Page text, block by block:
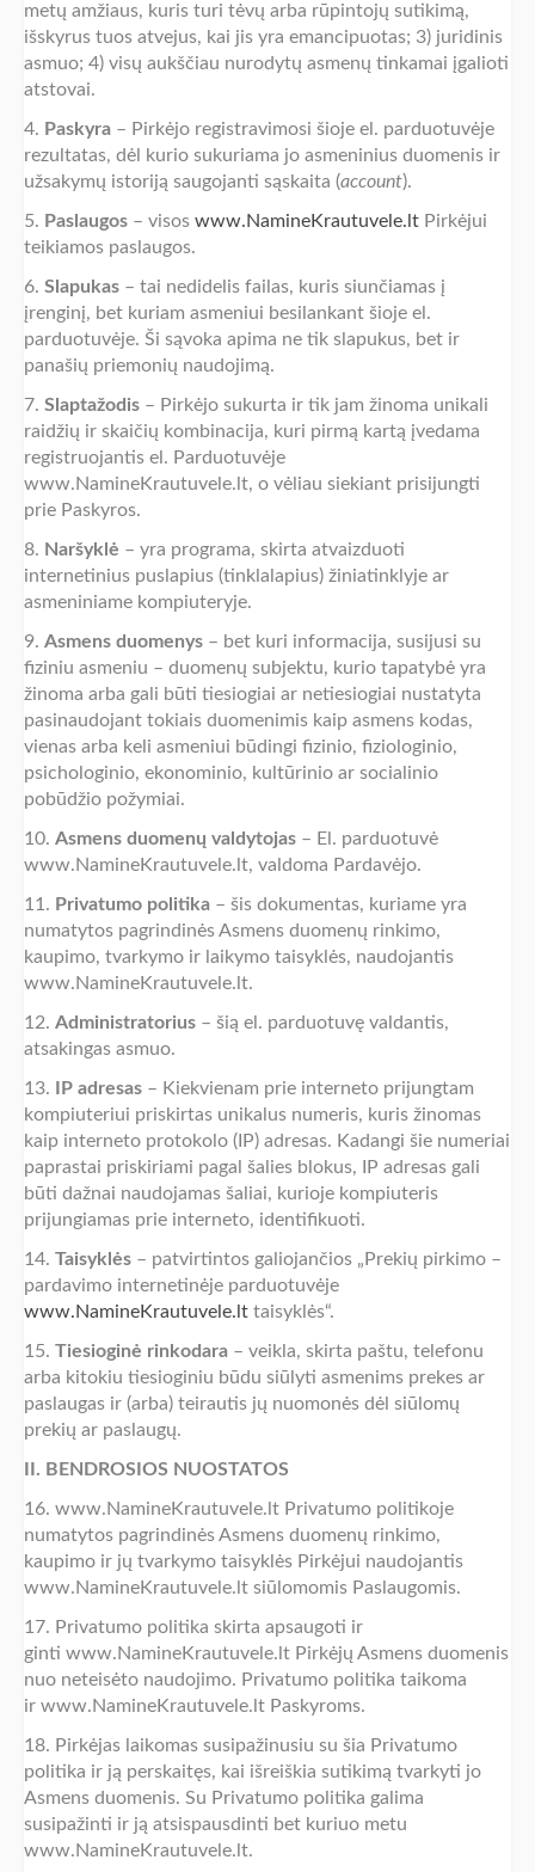
metų amžiaus, kuris turi tėvų arba rūpintojų sutikimą,
išskyrus tuos atvejus, kai jis yra emancipuotas; 3) juridinis
asmuo; 4) visų aukščiau nurodytų asmenų tinkamai įgalioti
atstovai.
4. Paskyra – Pirkėjo registravimosi šioje el. parduotuvėje
rezultatas, dėl kurio sukuriama jo asmeninius duomenis ir
užsakymų istoriją saugojanti sąskaita (account).
5. Paslaugos – visos www.NamineKrautuvele.lt Pirkėjui
teikiamos paslaugos.
6. Slapukas – tai nedidelis failas, kuris siunčiamas į
įrenginį, bet kuriam asmeniui besilankant šioje el.
parduotuvėje. Ši sąvoka apima ne tik slapukus, bet ir
panašių priemonių naudojimą.
7. Slaptažodis – Pirkėjo sukurta ir tik jam žinoma unikali
raidžių ir skaičių kombinacija, kuri pirmą kartą įvedama
registruojantis el. Parduotuvėje
www.NamineKrautuvele.lt, o vėliau siekiant prisijungti
prie Paskyros.
8. Naršyklė – yra programa, skirta atvaizduoti
internetinius puslapius (tinklalapius) žiniatinklyje ar
asmeniniame kompiuteryje.
9. Asmens duomenys – bet kuri informacija, susijusi su
fiziniu asmeniu – duomenų subjektu, kurio tapatybė yra
žinoma arba gali būti tiesiogiai ar netiesiogiai nustatyta
pasinaudojant tokiais duomenimis kaip asmens kodas,
vienas arba keli asmeniui būdingi fizinio, fiziologinio,
psichologinio, ekonominio, kultūrinio ar socialinio
pobūdžio požymiai.
10. Asmens duomenų valdytojas – El. parduotuvė
www.NamineKrautuvele.lt, valdoma Pardavėjo.
11. Privatumo politika – šis dokumentas, kuriame yra
numatytos pagrindinės Asmens duomenų rinkimo,
kaupimo, tvarkymo ir laikymo taisyklės, naudojantis
www.NamineKrautuvele.lt.
12. Administratorius – šią el. parduotuvę valdantis,
atsakingas asmuo.
13. IP adresas – Kiekvienam prie interneto prijungtam
kompiuteriui priskirtas unikalus numeris, kuris žinomas
kaip interneto protokolo (IP) adresas. Kadangi šie numeriai
paprastai priskiriami pagal šalies blokus, IP adresas gali
būti dažnai naudojamas šaliai, kurioje kompiuteris
prijungiamas prie interneto, identifikuoti.
14. Taisyklės – patvirtintos galiojančios „Prekių pirkimo –
pardavimo internetinėje parduotuvėje
www.NamineKrautuvele.lt taisyklės“.
15. Tiesioginė rinkodara – veikla, skirta paštu, telefonu
arba kitokiu tiesioginiu būdu siūlyti asmenims prekes ar
paslaugas ir (arba) teirautis jų nuomonės dėl siūlomų
prekių ar paslaugų.
II. BENDROSIOS NUOSTATOS
16. www.NamineKrautuvele.lt Privatumo politikoje
numatytos pagrindinės Asmens duomenų rinkimo,
kaupimo ir jų tvarkymo taisyklės Pirkėjui naudojantis
www.NamineKrautuvele.lt siūlomomis Paslaugomis.
17. Privatumo politika skirta apsaugoti ir
ginti www.NamineKrautuvele.lt Pirkėjų Asmens duomenis
nuo neteisėto naudojimo. Privatumo politika taikoma
ir www.NamineKrautuvele.lt Paskyroms.
18. Pirkėjas laikomas susipažinusiu su šia Privatumo
politika ir ją perskaitęs, kai išreiškia sutikimą tvarkyti jo
Asmens duomenis. Su Privatumo politika galima
susipažinti ir ją atsispausdinti bet kuriuo metu
www.NamineKrautuvele.lt.